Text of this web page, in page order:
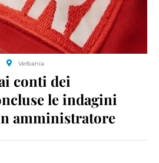
Verbania
conti dei
le indagini
amministratore